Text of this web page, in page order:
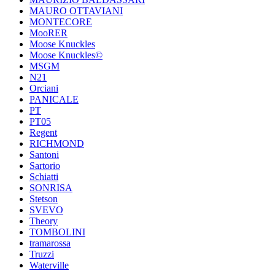
MAURO OTTAVIANI
MONTECORE
MooRER
Moose Knuckles
Moose Knuckles©️
MSGM
N21
Orciani
PANICALE
PT
PT05
Regent
RICHMOND
Santoni
Sartorio
Schiatti
SONRISA
Stetson
SVEVO
Theory
TOMBOLINI
tramarossa
Truzzi
Waterville